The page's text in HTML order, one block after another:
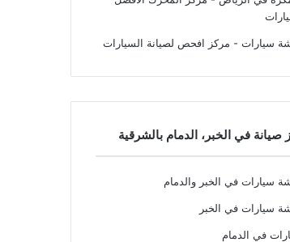
سيارات - مركز افحص لصيانة السيارات
في الخبر، الدمام بالشرقية
سيارات في الخبر والدمام
سيارات في الخبر
في الدمام